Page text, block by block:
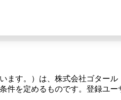
ます。）は、株式会社ゴター
件を定めるものです。登録ユ